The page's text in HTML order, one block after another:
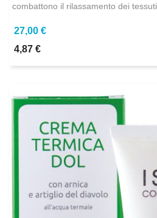
combattono il rilassamento dei tessuti
27,00 €
4,87 €